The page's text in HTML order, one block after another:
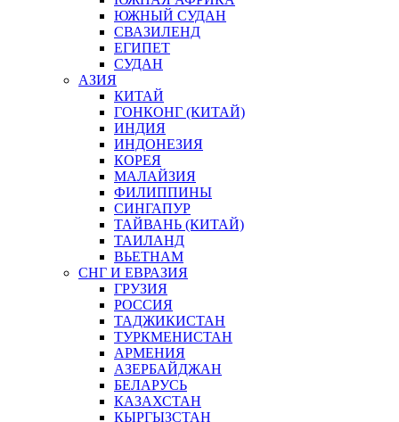
ЮЖНЫЙ СУДАН
СВАЗИЛЕНД
ЕГИПЕТ
СУДАН
АЗИЯ
КИТАЙ
ГОНКОНГ (КИТАЙ)
ИНДИЯ
ИНДОНЕЗИЯ
КОРЕЯ
МАЛАЙЗИЯ
ФИЛИППИНЫ
СИНГАПУР
ТАЙВАНЬ (КИТАЙ)
ТАИЛАНД
ВЬЕТНАМ
СНГ И ЕВРАЗИЯ
ГРУЗИЯ
РОССИЯ
ТАДЖИКИСТАН
ТУРКМЕНИСТАН
АРМЕНИЯ
АЗЕРБАЙДЖАН
БЕЛАРУСЬ
КАЗАХСТАН
КЫРГЫЗСТАН